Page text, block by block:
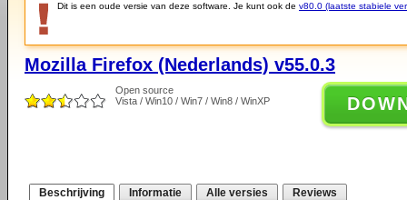
Dit is een oude versie van deze software. Je kunt ook de v80.0 (laatste stabiele
Mozilla Firefox (Nederlands) v55.0.3
Open source
Vista / Win10 / Win7 / Win8 / WinXP
Beschrijving Informatie Alle versies Reviews